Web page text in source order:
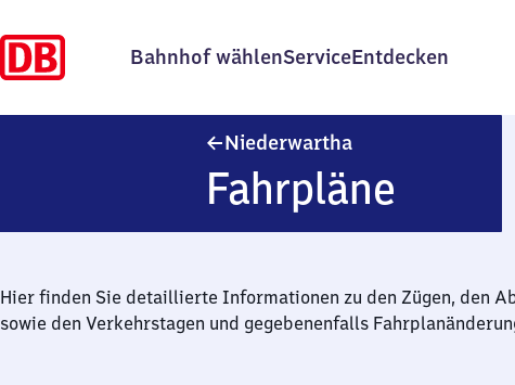
Bahnhof wählenServiceEntdecken
Niederwartha
Fahrpläne
Hier finden Sie detaillierte Informationen zu den Zügen, den
sowie den Verkehrstagen und gegebenenfalls